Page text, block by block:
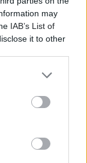
may
IAB’s List of
it to other